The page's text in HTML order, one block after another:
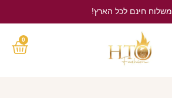
משלוח חינם לכל הארץ!
0